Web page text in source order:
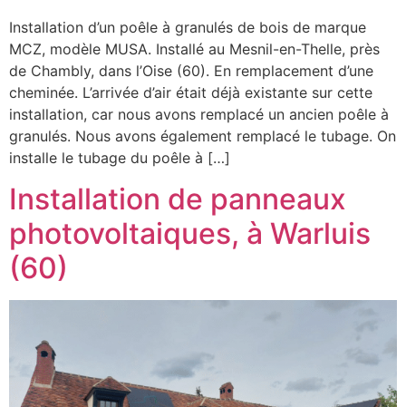
Installation d’un poêle à granulés de bois de marque
MCZ, modèle MUSA. Installé au Mesnil-en-Thelle, près
de Chambly, dans l’Oise (60). En remplacement d’une
cheminée. L’arrivée d’air était déjà existante sur cette
installation, car nous avons remplacé un ancien poêle à
granulés. Nous avons également remplacé le tubage. On
installe le tubage du poêle à […]
Installation de panneaux
photovoltaiques, à Warluis
(60)